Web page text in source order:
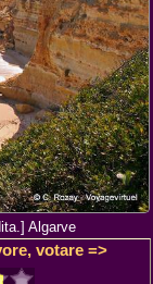
Algarve
votare =>